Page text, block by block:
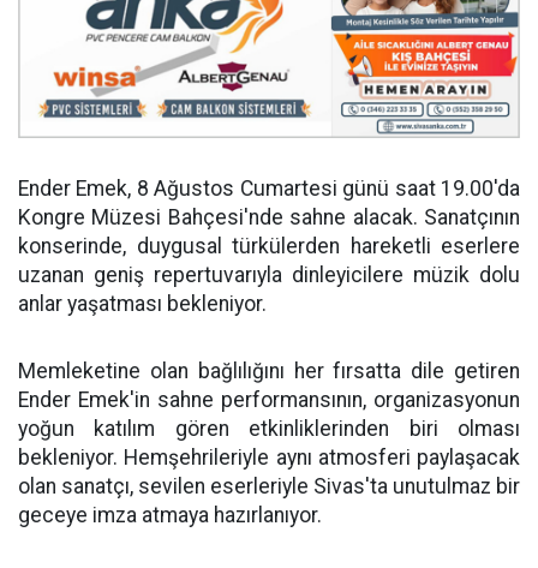
Ender Emek, 8 Ağustos Cumartesi günü saat 19.00'da
Kongre Müzesi Bahçesi'nde sahne alacak. Sanatçının
konserinde, duygusal türkülerden hareketli eserlere
uzanan geniş repertuvarıyla dinleyicilere müzik dolu
anlar yaşatması bekleniyor.
Memleketine olan bağlılığını her fırsatta dile getiren
Ender Emek'in sahne performansının, organizasyonun
yoğun katılım gören etkinliklerinden biri olması
bekleniyor. Hemşehrileriyle aynı atmosferi paylaşacak
olan sanatçı, sevilen eserleriyle Sivas'ta unutulmaz bir
geceye imza atmaya hazırlanıyor.